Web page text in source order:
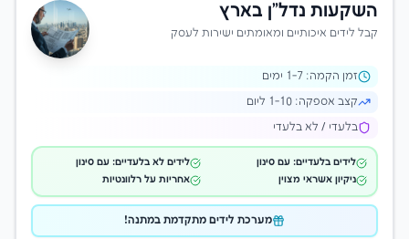
השקעות נדל"ן בארץ
קבל לידים איכותיים ומאומתים ישירות לעסק
זמן הקמה: 1 -7 ימים
קצב אספקה: 1-10 ליום
בלעדי / לא בלעדי
לידים בלעדיים: עם סינון
לידים לא בלעדיים: עם סינון
ניקיון אשראי מצוין
אחריות על רלוונטיות
מערכת לידים מתקדמת במתנה!